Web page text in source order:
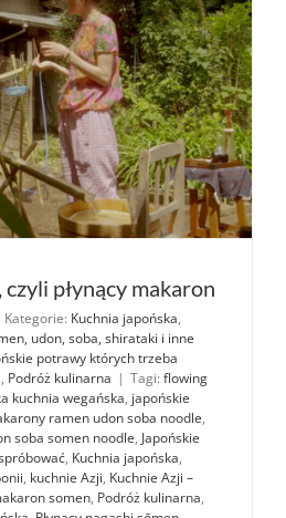
płynący makaron
Kategorie: Kuchnia japońska,
udon, soba, shirataki i inne
potrawy których trzeba
, Podróż kulinarna | Tagi: flowing
kuchnia wegańska, japońskie
ramen udon soba noodle,
soba somen noodle, Japońskie
, Kuchnia japońska,
, kuchnie Azji, Kuchnie Azji –
somen, Podróż kulinarna,